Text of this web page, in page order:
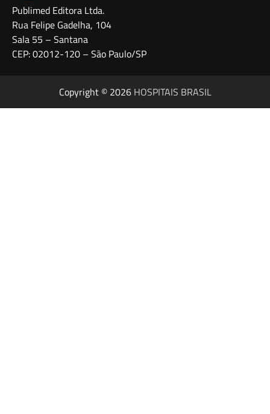
Publimed Editora Ltda.
Rua Felipe Gadelha, 104
Sala 55 – Santana
CEP: 02012-120 – São Paulo/SP
Copyright © 2026 HOSPITAIS BRASIL